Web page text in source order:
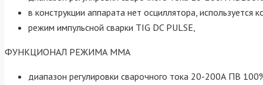
в конструкции аппарата нет осциллятора, используется
режим импульсной сварки TIG DC PULSE,
ФУНКЦИОНАЛ РЕЖИМА ММА
диапазон регулировки сварочного тока 20-200А ПВ